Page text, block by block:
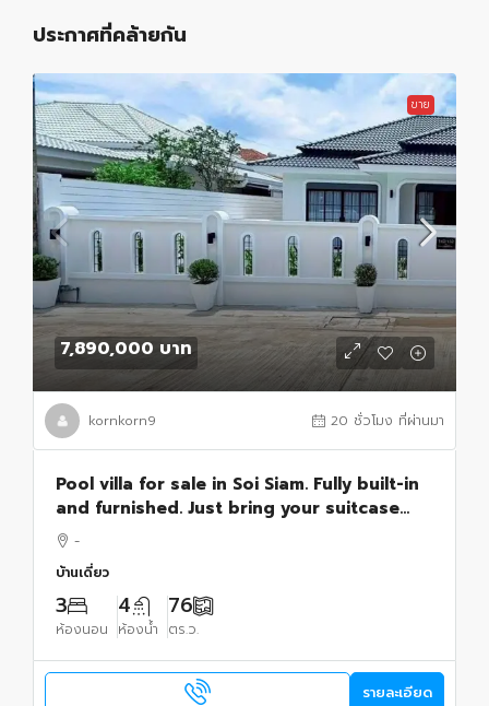
ประกาศที่คล้ายกัน
ขาย
7,890,000 บาท
kornkorn9 20 ชั่วโมง ที่ผ่านมา
Pool villa for sale in Soi Siam. Fully built-in
and furnished. Just bring your suitcase
and move
-
บ้านเดี่ยว
3
ห้องนอน
4
ห้องน้ำ
76
ตร.ว.
รายละเอียด